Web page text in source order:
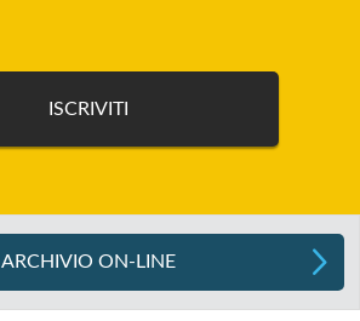
ARCHIVIO ON-LINE